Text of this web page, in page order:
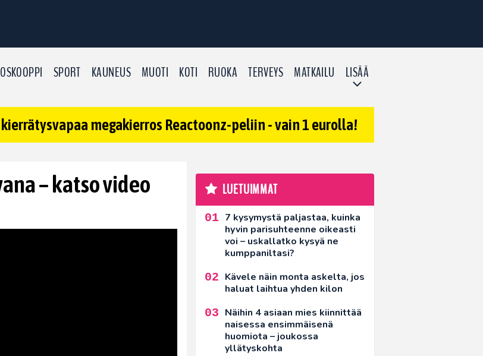
SPORT KAUNEUS MUOTI KOTI RUOKA TERVEYS MATKAILU LISÄÄ
megakierros Reactoonz-peliin - vain 1 eurolla!
– katso video LUETUIMMAT
7 kysymystä paljastaa, kuinka
hyvin parisuhteenne oikeasti
voi – uskallatko kysyä ne
kumppaniltasi?
Kävele näin monta askelta, jos
haluat laihtua yhden kilon
Näihin 4 asiaan mies kiinnittää
naisessa ensimmäisenä
huomiota – joukossa
yllätyskohta